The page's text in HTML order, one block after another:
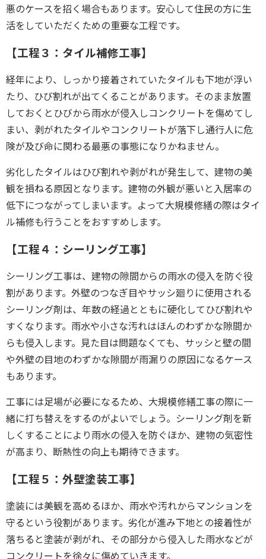
悪のケースを招く場合もあります。 安心して住民の方に生
活をしていただくための重要な工程です。
【工程３：タイル補修工事】
経年により、しっかり接着されていたタイルも下地が浮い
たり、ひび割れが出てくることがあります。そのまま放置
しておくとひびから雨水が侵入しコンクリートを傷めてし
まい、剥がれたタイルやコンクリートが落下し通行人に危
険が及び命に関わる最悪の事態になりかねません。
劣化したタイルはひび割れや剥がれが発生して、建物の美
観を損ねる原因となります。建物の外観が悪いと入居率の
低下につながってしまいます。よって大規模修繕の際はタイ
ル補修も行うことをおすすめします。
【工程４：シーリング工事】
シーリング工事は、建物の隙間からの雨水の侵入を防ぐ役
割があります。 外壁のつなぎ目やサッシ廻りに使用される
シーリング剤は、年数の経過とともに硬化してひび割れや
すくなります。雨水や小さな汚れはほんのわずかな隙間か
らも侵入します。見た目は問題なくても、サッシと壁の間
や外壁の目地のわずかな隙間が雨漏りの原因になるケース
もあります。
工事には足場が必要になるため、大規模修繕工事の際に一
緒に打ち替えをするのがよいでしょう。シーリング剤を新
しくすることにより雨水の侵入を防ぐほか、建物の気密性
が高まり、断熱性の向上も期待できます。
【工程５：外壁塗装工事】
塗装には美観を高めるほか、雨水や汚れからマンションを
守るという役割があります。 劣化が進み下地との接着性が
落ちると塗装が剥がれ、その部分から侵入した雨水などが
コンクリートを徐々に傷めていきます。